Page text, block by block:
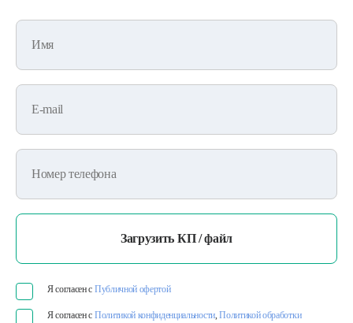
Имя
E-mail
Я согласен с Публичной офертой
Я согласен с Политикой конфиденциальности,Политикой обработки
Номер телефона
Загрузить КП / файл